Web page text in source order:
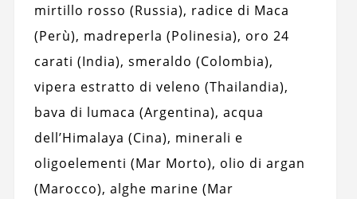
mirtillo rosso (Russia), radice di Maca
(Perù), madreperla (Polinesia), oro 24
carati (India), smeraldo (Colombia),
vipera estratto di veleno (Thailandia),
bava di lumaca (Argentina), acqua
dell’Himalaya (Cina), minerali e
oligoelementi (Mar Morto), olio di argan
(Marocco), alghe marine (Mar